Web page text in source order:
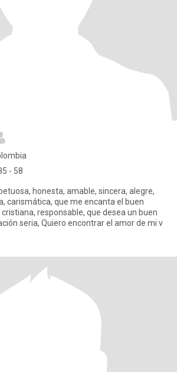
- 58
honesta, amable, sincera, alegre,
carismática, que me encanta el buen
cristiana, responsable, que desea un buen
seria, Quiero encontrar el amor de mi v